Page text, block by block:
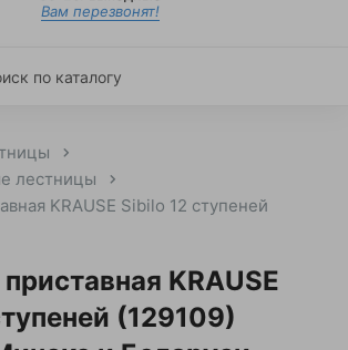
Вам перезвонят!
лестницы
KRAUSE Sibilo 12 ступеней
KRAUSE
(129109)